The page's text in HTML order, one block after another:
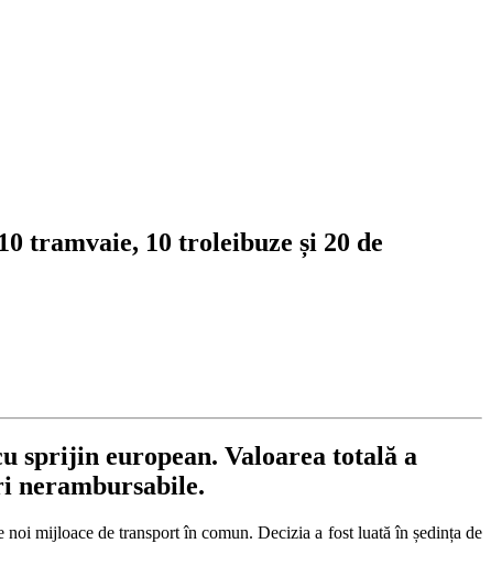
tramvaie, 10 troleibuze și 20 de
sprijin european. Valoarea totală a
nerambursabile.
mijloace de transport în comun. Decizia a fost luată în ședința de